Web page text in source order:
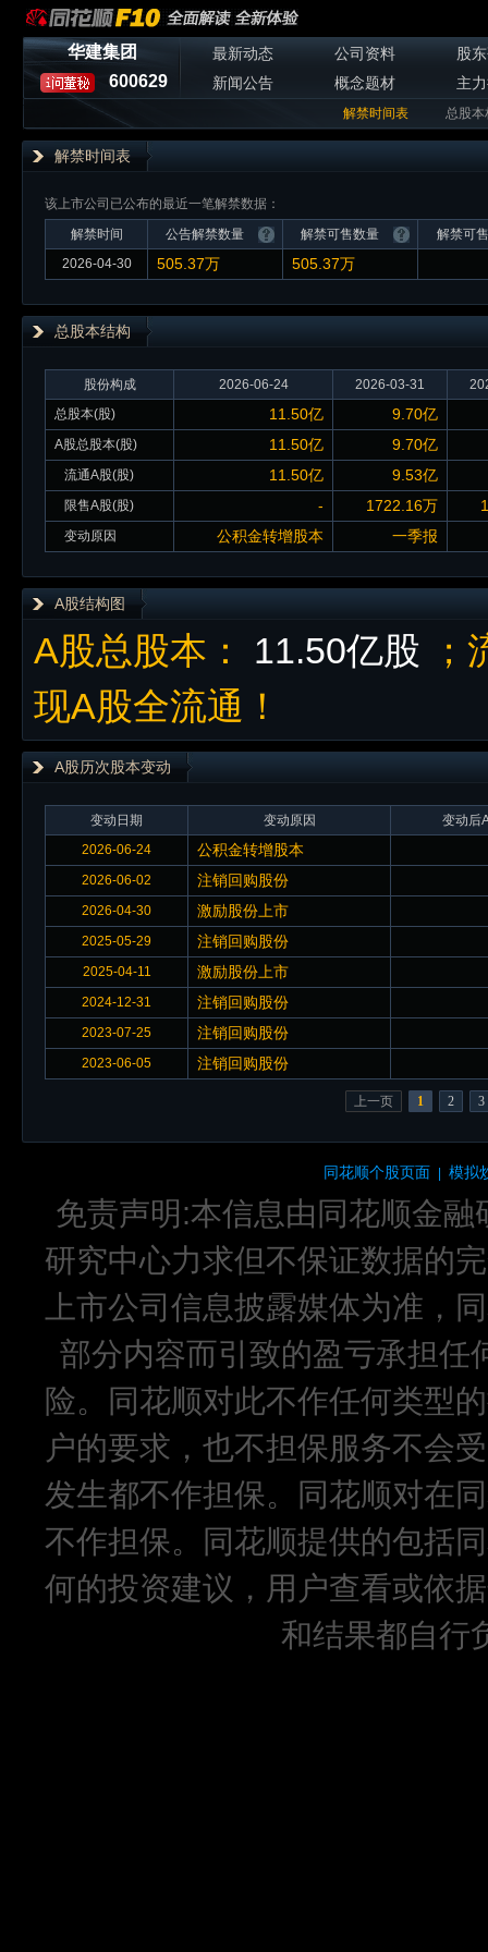
华建集团
600629
最新动态 公司资料
股
新闻公告
概念题材 主
解禁时间表 总股本
解禁时间表
该上市公司已公布的最近一笔解禁数据：
解禁时间
公告解禁数量 解禁可售数量
解禁可
2026-04-30
505.37万 505.37万
总股本结构
股份构成 2026-06-24 2026-03-31
总股本(股)
11.50亿 9.70亿
A股总股本(股) 11.50亿 9.70亿
流通A股(股) 11.50亿 9.53亿
限售A股(股) - 1722.16万
变动原因 公积金转增股本 一季报
A股结构图
A股总股本： 11.50亿股
现A股全流通！
A股历次股本变动
变动日期 变动原因
变动后
2026-06-24
公积金转增股本
2026-06-02 注销回购股份
2026-04-30 激励股份上市
2025-05-29 注销回购股份
2025-04-11 激励股份上市
2024-12-31 注销回购股份
2023-07-25 注销回购股份
2023-06-05 注销回购股份
上一页 1 2 3
同花顺个股页面 模拟
免责声明:本信息由同花顺金
研究中心力求但不保证数据的
上市公司信息披露媒体为准，
部分内容而引致的盈亏承担任
险。同花顺对此不作任何类型
户的要求，也不担保服务不会
发生都不作担保。同花顺对在
不作担保。同花顺提供的包括
何的投资建议，用户查看或依
和结果都自行